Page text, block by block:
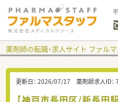
薬剤師の転職・求人サイト ファル
更新日： 2026/07/17 薬剤師求人ID：